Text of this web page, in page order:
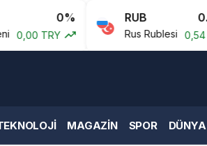
RUB 0.600%
Rus Rublesi 0,54 TRY
MAGAZIN SPOR DÜNYA